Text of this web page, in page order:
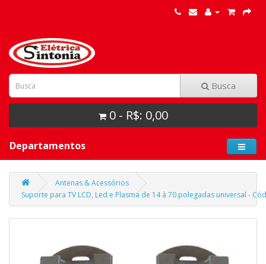
Busca
0 - R$: 0,00
Departamentos
Antenas & Acessórios
Suporte para TV LCD, Led e Plasma de 14 à 70 polegadas universal -